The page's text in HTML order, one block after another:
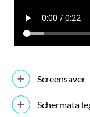
Screensaver
Schermata